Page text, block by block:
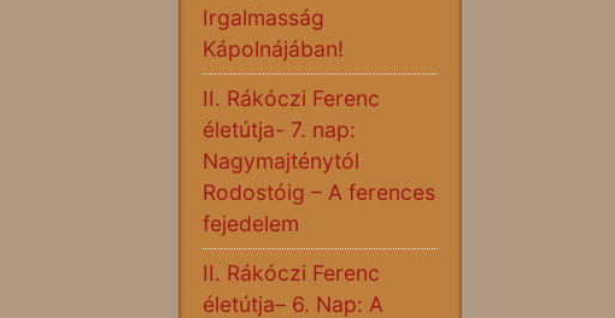
Irgalmasság
Kápolnájában!
II. Rákóczi Ferenc
életútja- 7. nap:
Nagymajténytól
Rodostóig – A ferences
fejedelem
II. Rákóczi Ferenc
életútja– 6. Nap: A